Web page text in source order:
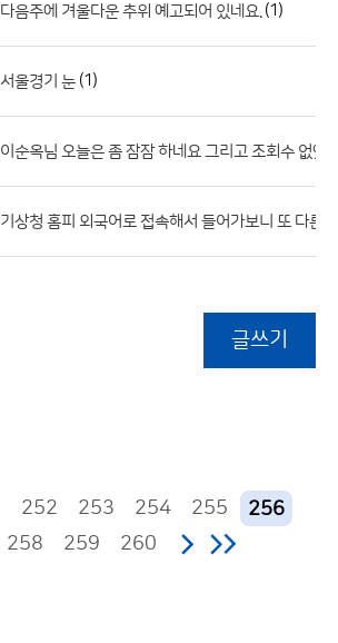
다음주에 겨울다운 추위 예고되어 있네요. (1)
서울경기 눈 (1)
이순옥님 오늘은 좀 잠잠 하네요 그리고 조회수 없앴
기상청 홈피 외국어로 접속해서 들어가보니 또 다른
글쓰기
252 253 254 255
256
258 259 260